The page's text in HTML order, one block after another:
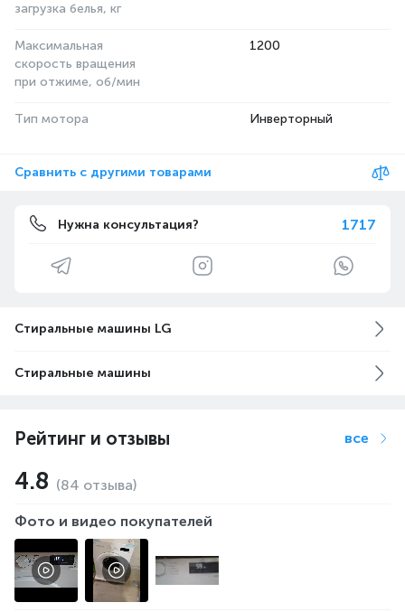
загрузка белья, кг
Максимальная
скорость вращения
при отжиме, об/мин
1200
Тип мотора Инверторный
Сравнить с другими товарами
Нужна консультация? 1717
Стиральные машины LG
Стиральные машины
Рейтинг и отзывы все
4.8 (84 отзыва)
Фото и видео покупателей